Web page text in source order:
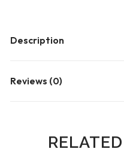
Description
Reviews (0)